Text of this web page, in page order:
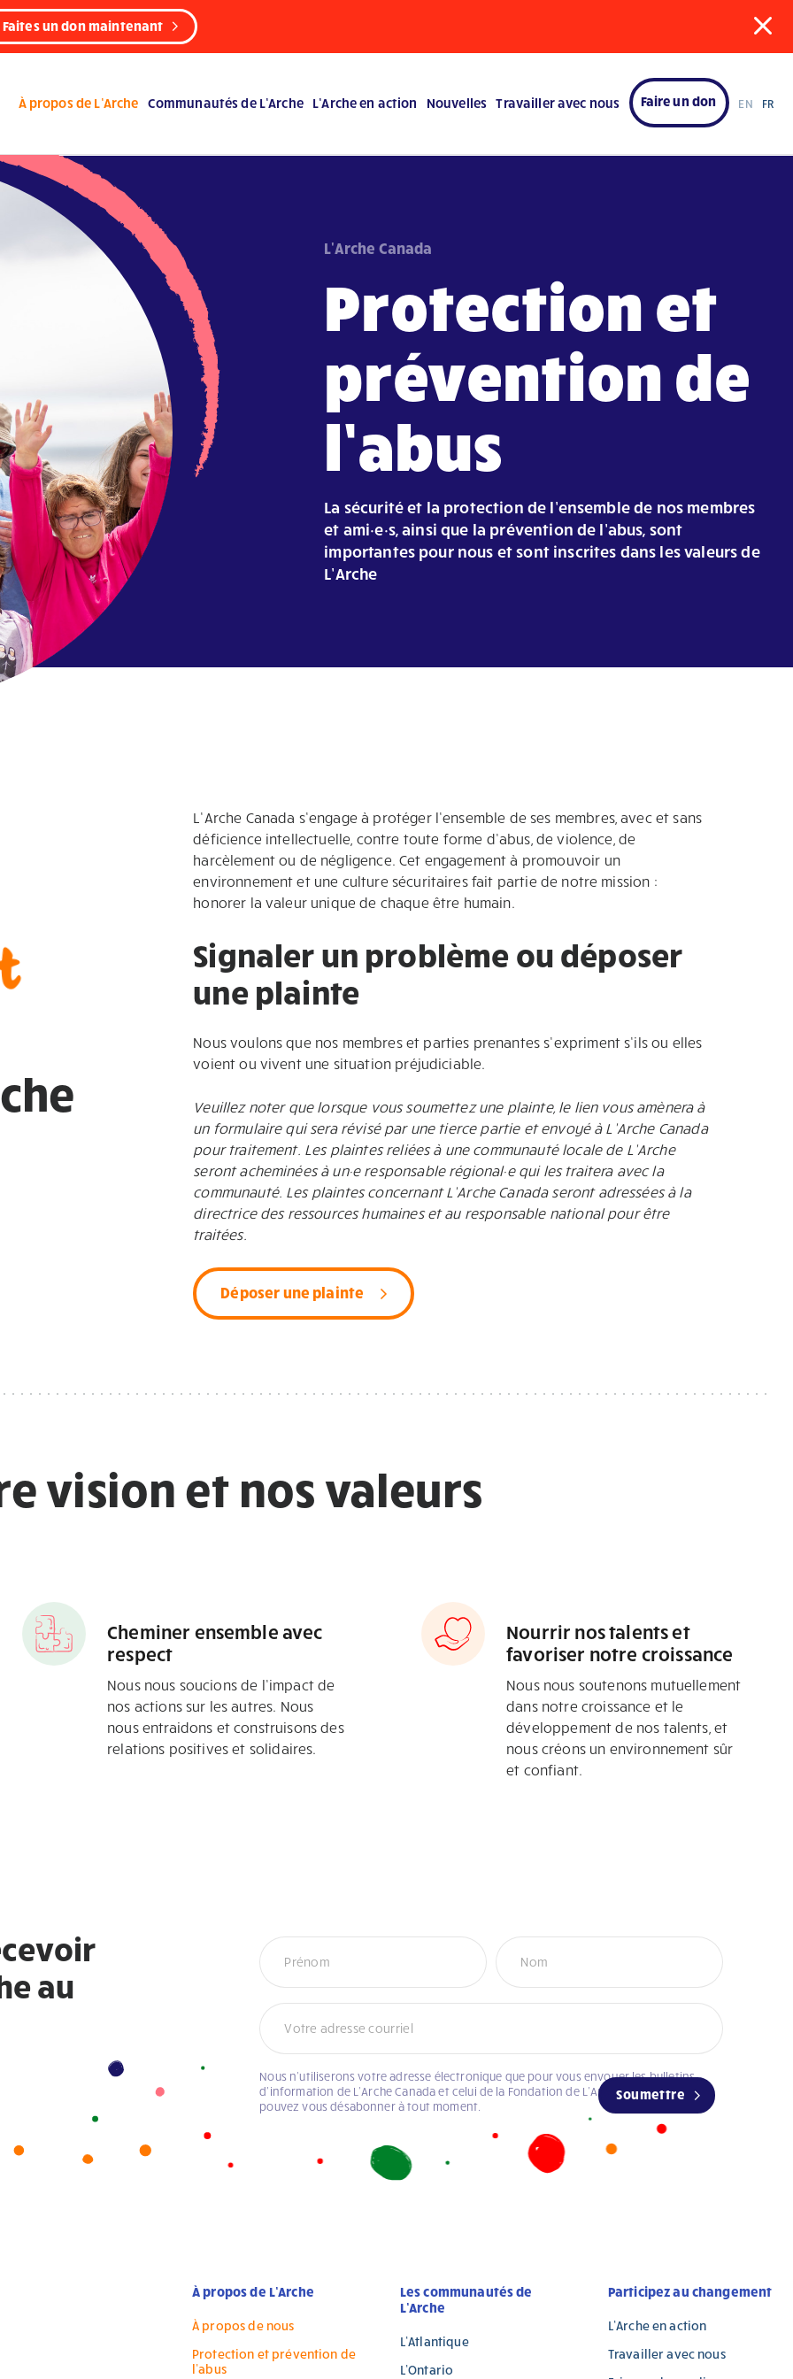
Faites un don maintenant
À propos de L’Arche Communautés de L’Arche L’Arche en action Nouvelles Travailler avec nous Faire un don EN FR
L'Arche Canada
Protection et
prévention de
l’abus
La sécurité et la protection de l’ensemble de nos membres
et ami·e·s, ainsi que la prévention de l’abus, sont
importantes pour nous et sont inscrites dans les valeurs de
L’Arche
L’Arche Canada s’engage à protéger l’ensemble de ses membres, avec et sans
déficience intellectuelle, contre toute forme d’abus, de violence, de
harcèlement ou de négligence. Cet engagement à promouvoir un
environnement et une culture sécuritaires fait partie de notre mission :
honorer la valeur unique de chaque être humain.
Signaler un problème ou déposer
une plainte
Nous voulons que nos membres et parties prenantes s’expriment s’ils ou elles
voient ou vivent une situation préjudiciable.
Veuillez noter que lorsque vous soumettez une plainte, le lien vous amènera à
un formulaire qui sera révisé par une tierce partie et envoyé à L’Arche Canada
pour traitement. Les plaintes reliées à une communauté locale de L’Arche
seront acheminées à un·e responsable régional·e qui les traitera avec la
communauté. Les plaintes concernant L’Arche Canada seront adressées à la
directrice des ressources humaines et au responsable national pour être
traitées.
Déposer une plainte
vision et nos valeurs
Cheminer ensemble avec
respect
Nous nous soucions de l’impact de
nos actions sur les autres. Nous
nous entraidons et construisons des
relations positives et solidaires.
Nourrir nos talents et
favoriser notre croissance
Nous nous soutenons mutuellement
dans notre croissance et le
développement de nos talents, et
nous créons un environnement sûr
et confiant.
au
Newsletter
Soumettre
Nous n’utiliserons votre adresse électronique que pour vous envoyer les bulletins
d’information de L’Arche Canada et celui de la Fondation de L’Arche Canada. Vous
pouvez vous désabonner à tout moment.
À propos de L’Arche
À propos de nous
Protection et prévention de
l’abus
Les communautés de
L’Arche
L’Atlantique
L’Ontario
Participez au changement
L’Arche en action
Travailler avec nous